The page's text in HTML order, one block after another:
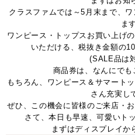
クラスファムでは～5月末まで、
ま
ワンピース・トップスお買い上げ
いただける、税抜き金額の
(SALE品は
商品券は、なんにで
もちろん、ワンピース＆サマート
さん充実し
ぜひ、この機会に皆様のご来店・
さて、本日も早速、可愛いト
まずはディスプレイ